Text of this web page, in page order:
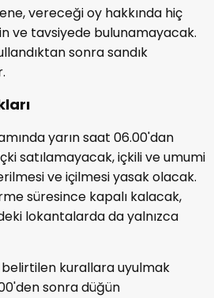
vereceği oy hakkında hiç
ve tavsiyede bulunamayacak.
sonra sandık
yarın saat 06.00'dan
satılamayacak, içkili ve umumi
ve içilmesi yasak olacak.
süresince kapalı kalacak,
lokantalarda da yalnızca
belirtilen kurallara uyulmak
sonra düğün